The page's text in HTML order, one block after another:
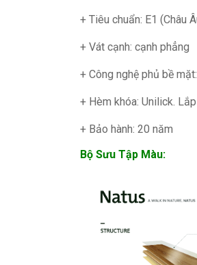
+ Tiêu chuẩn: E1 (Châu
+ Vát cạnh: cạnh phẳng
+ Công nghệ phủ bề
+ Hèm khóa: Unilick.
+ Bảo hành: 20 năm
Bộ Sưu Tập Màu: